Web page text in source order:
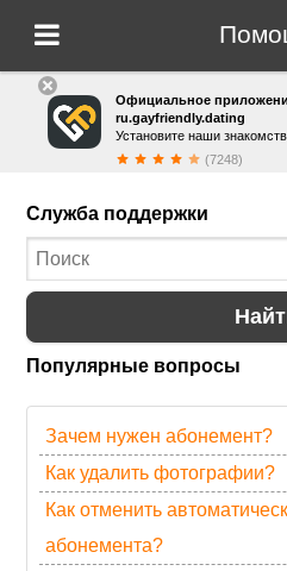
Официальное
ru.gayfriendly.dating
Установите наши
(7248)
Служба поддержки
Популярные вопросы
Зачем нужен абонемент?
Как удалить фотографии?
Как отменить
абонемента?